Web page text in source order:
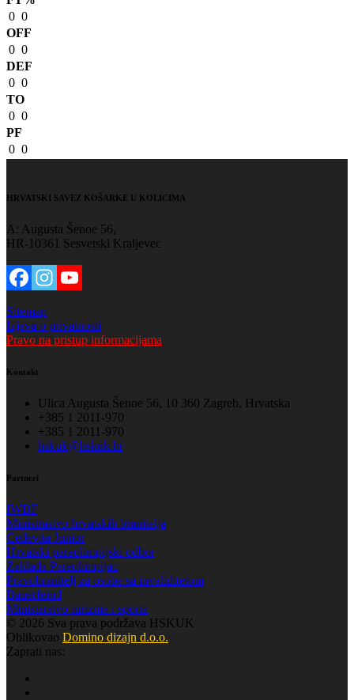
0 0
OFF
0 0
DEF
0 0
TO
0 0
PF
0 0
HRVATSKI SAVEZ KOŠARKE U KOLICIMA
A: Augusta Šenoe 56,
HR-10361 Sesvetski Kraljevec
Sitemap
Izjava o privatnosti
Pravo na pristup informacijama
Kontakt
Ulica Augusta Šenoe 56, 10 360 Zagreb, Hrvatska
+385 1 2011-970
+385 1 2011-970
hskuk@hskuk.hr
Partneri
IWBF
Ministrastvo hrvatskih branitelja
Cedevita Junior
Hrvatski paraolimpijski odbor
Zaklada Paraolimpijac
Pravobranitelj za osobe sa invaliditetom
Bauerfeind
Ministarstvo turizma i sporta
© 2026 Sva prava podržava HSKUK
Oblikovao Domino dizajn d.o.o.
Zaprati nas: